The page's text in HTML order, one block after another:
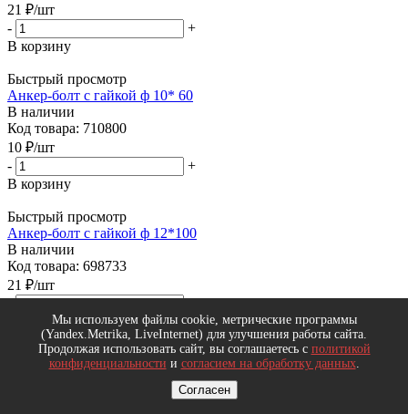
21 ₽/шт
-
+
В корзину
Быстрый просмотр
Анкер-болт с гайкой ф 10* 60
В наличии
Код товара: 710800
10 ₽/шт
-
+
В корзину
Быстрый просмотр
Анкер-болт с гайкой ф 12*100
В наличии
Код товара: 698733
21 ₽/шт
-
+
В корзину
Быстрый просмотр
Анкер-болт с гайкой ф 10*125
Мы используем файлы cookie, метрические программы
(Yandex.Metrika, LiveInternet) для улучшения работы сайта.
Продолжая использовать сайт, вы соглашаетесь с политикой
конфиденциальности и согласием на обработку данных.
Согласен